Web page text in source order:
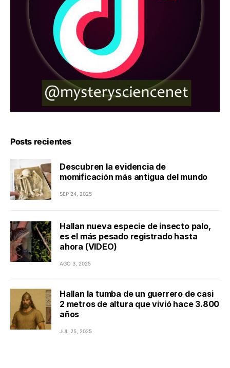
Posts recientes
Descubren la evidencia de
momificación más antigua del mundo
SEP 24, 2025
Hallan nueva especie de insecto palo,
es el más pesado registrado hasta
ahora (VIDEO)
AGO 3, 2025
Hallan la tumba de un guerrero de casi
2 metros de altura que vivió hace 3.800
años
JUL 25, 2025